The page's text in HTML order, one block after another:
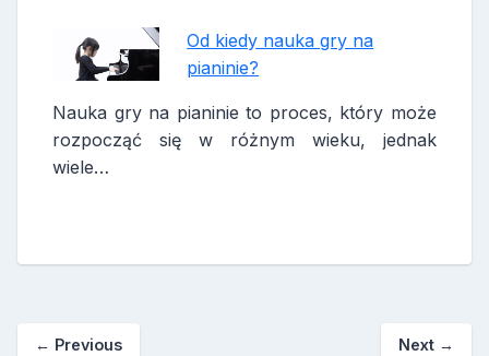
Od kiedy nauka gry na
pianinie?
Nauka gry na pianinie to proces, który może
rozpocząć się w różnym wieku, jednak
wiele…
← Previous Next →